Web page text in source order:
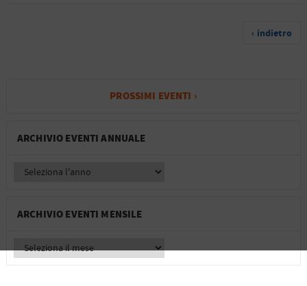
‹ indietro
PROSSIMI EVENTI ›
ARCHIVIO EVENTI ANNUALE
ARCHIVIO EVENTI MENSILE